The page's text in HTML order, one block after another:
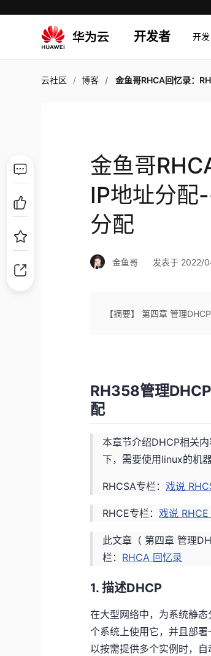
开发者 开发
云社区 博客 金鱼哥RHCA回忆录：RH358管理DHCP和IP地
金鱼哥
IP地址分配
分配
金鱼哥 发表于 2022/
【摘要】 第四章 管理
RH358管理
配
本章节介绍DHCP相关
下，需要使用linux的机
RHCSA专栏：戏说
RHCE专栏：戏说 RHCE
此文章（ 第四章 管理
栏： RHCA 回忆录
1. 描述DHCP
在大型网络中，为系统静
个系统上使用它，并且部
以按需提供多个实例时，自